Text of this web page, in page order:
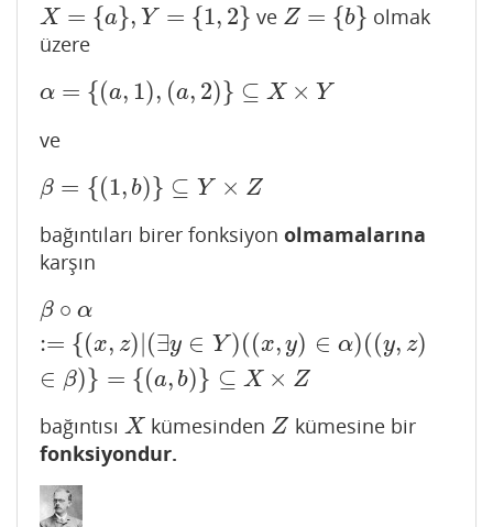
X = {a}, Y = {1, 2}
X= {a} Y={1, 2} ve Z = {b}
Z= {b}
olmak
üzere
α = {(a, 1), (a, 2)} ⊆ X × Y
α={(a,1 ),(a, 2)} ⊆ X× Y
ve
β = {(1, b)} ⊆ Y × Z
β ={(1,b )} ⊆Y ×Z
bağıntıları birer fonksiyon olmamalarına
karşın
β ∘ α
:= {(x, z)|(∃y ∈ Y)((x, y) ∈ α)((y, z)
∈ β)} = {(a, b)} ⊆ X × Z
β∘α :=
bağıntısı X
X kümesinden Z
Z kümesine bir
fonksiyondur.